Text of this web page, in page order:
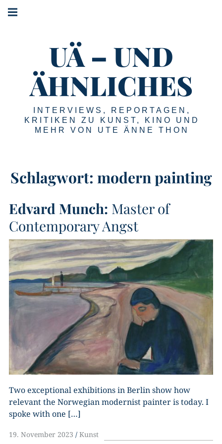
Springe
zum
UÄ – UND
ÄHNLICHES
INTERVIEWS, REPORTAGEN,
KRITIKEN ZU KUNST, KINO UND
MEHR VON UTE ÄNNE THON
Schlagwort: modern painting
Edvard Munch: Master of
Contemporary Angst
Two exceptional exhibitions in Berlin show how
relevant the Norwegian modernist painter is today. I
spoke with one […]
19. November 2023 Kunst